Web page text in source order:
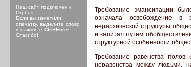
Наш сайт подключен к
Orphus
Если вы заметили
опечатку, выделите слово
и нажмите Ctrl+Enter
Спасибо!
Требование эмансипации
означала освобождение в
иерархической структуры
и капитал путем
структурной особенности
Требование равенства
неравенства между людьми,